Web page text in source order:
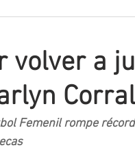
volver a
Corral
Femenil rompe